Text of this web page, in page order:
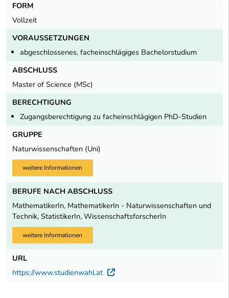
FORM
Vollzeit
VORAUSSETZUNGEN
abgeschlossenes, facheinschlägiges Bachelorstudium
ABSCHLUSS
Master of Science (MSc)
BERECHTIGUNG
Zugangsberechtigung zu facheinschlägigen PhD-Studien
GRUPPE
Naturwissenschaften (Uni)
weitere Informationen
BERUFE NACH ABSCHLUSS
MathematikerIn, MathematikerIn - Naturwissenschaften und
Technik, StatistikerIn, WissenschaftsforscherIn
weitere Informationen
URL
https://www.studienwahl.at
Externer Link